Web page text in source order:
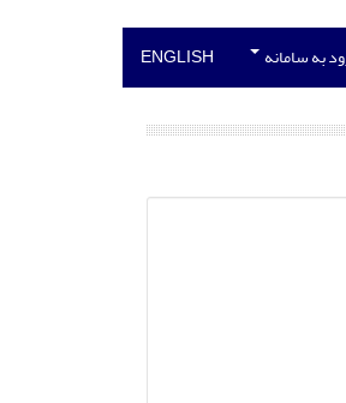
به سامانه ENGLISH